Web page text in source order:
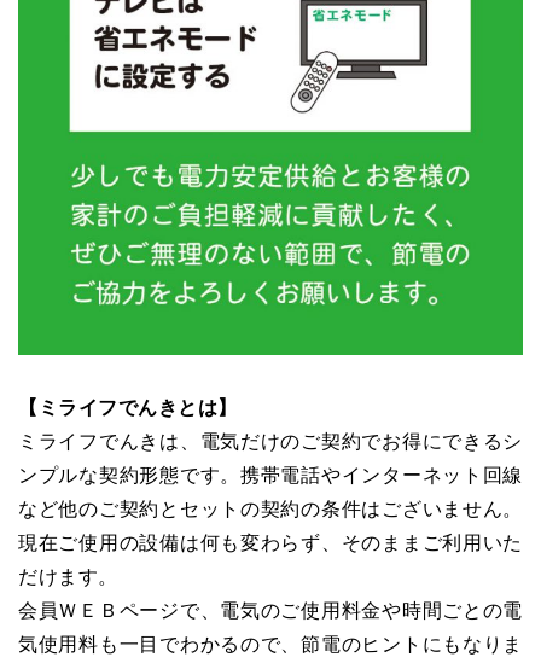
【ミライフでんきとは】
ミライフでんきは、電気だけのご契約でお得にできるシ
ンプルな契約形態です。携帯電話やインターネット回線
など他のご契約とセットの契約の条件はございません。
現在ご使用の設備は何も変わらず、そのままご利用いた
だけます。
会員ＷＥＢページで、電気のご使用料金や時間ごとの電
気使用料も一目でわかるので、節電のヒントにもなりま